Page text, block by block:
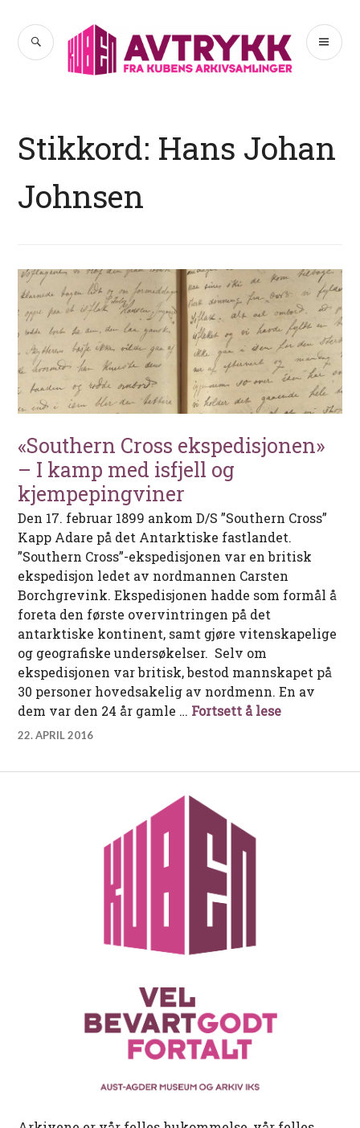
innhold
Avtrykk
SØK
Stikkord: Hans Johan
Johnsen
«Southern Cross ekspedisjonen»
– I kamp med isfjell og
kjempepingviner
Den 17. februar 1899 ankom D/S ”Southern Cross”
Kapp Adare på det Antarktiske fastlandet.
”Southern Cross”-ekspedisjonen var en britisk
ekspedisjon ledet av nordmannen Carsten
Borchgrevink. Ekspedisjonen hadde som formål å
foreta den første overvintringen på det
antarktiske kontinent, samt gjøre vitenskapelige
og geografiske undersøkelser. Selv om
ekspedisjonen var britisk, bestod mannskapet på
30 personer hovedsakelig av nordmenn. En av
dem var den 24 år gamle … Fortsett å lese«Southern
22. APRIL 2016